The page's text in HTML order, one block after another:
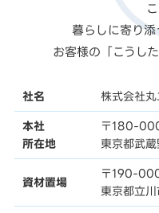
暮らしに寄り添
お客様の「こうし
社名 株式会社丸
本社
所在地
〒180-
東京都武
資材置場
〒190-
東京都立